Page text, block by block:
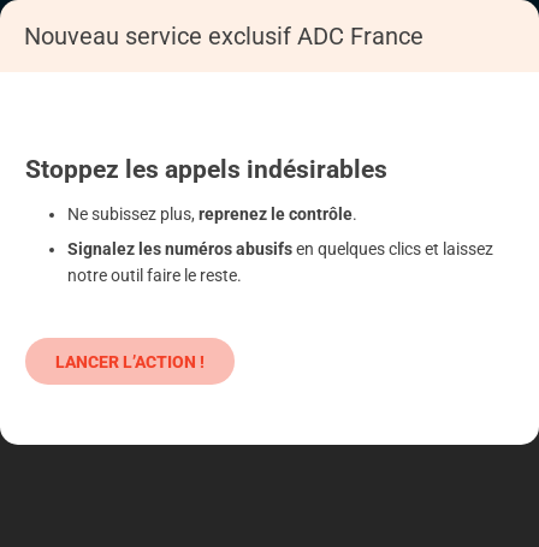
Nouveau service exclusif ADC France
Stoppez les appels indésirables
Ne subissez plus, reprenez le contrôle.
Signalez les numéros abusifsen quelques clics et laissez
notre outil faire le reste.
LANCER L’ACTION !